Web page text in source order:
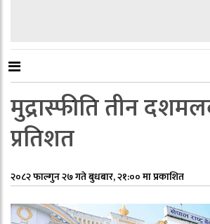
मुद्रास्फीति तीन
प्रतिशत
२०८२ फाल्गुन २७ गते बुधबार, २१:०० मा प्रकाशित